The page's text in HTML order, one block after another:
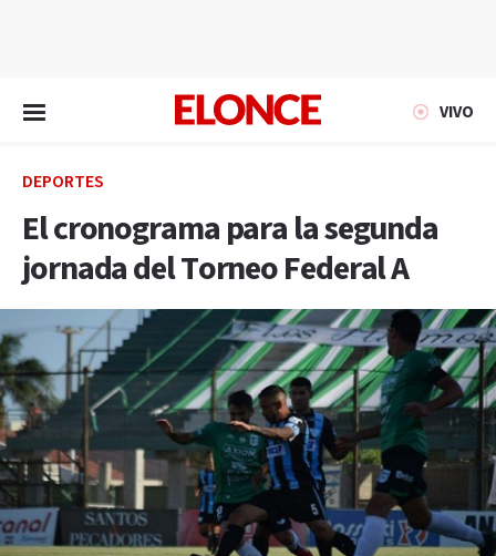
VIVO
DEPORTES
El cronograma para la segunda
jornada del Torneo Federal A